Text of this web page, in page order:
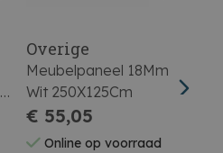
Overige
Meubelpaneel 18Mm
Wit 250X125Cm
€ 55,05
Online op voorraad